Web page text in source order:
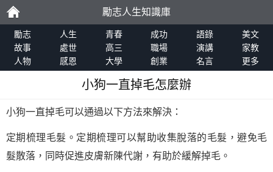
勵
志
勵志人生知識庫
勵志 人生 青春 成功 語錄
美文
故事
處世 高三 職場 演講
家教
人物
感恩 大學 創業 名言 更多
小狗一直掉毛怎麼辦
小狗一直掉毛可以通過以下方法來解決：
定期梳理毛髮。定期梳理可以幫助收集脫落的毛髮，避免毛
髮散落，同時促進皮膚新陳代謝，有助於緩解掉毛。